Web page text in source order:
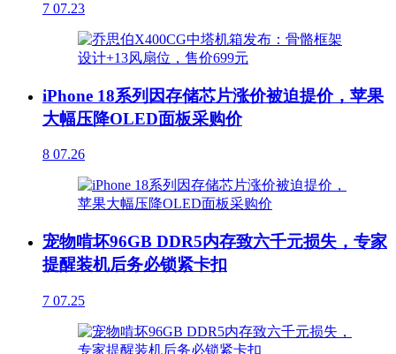
7 07.23
iPhone 18系列因存储芯片涨价被迫提价，苹果
大幅压降OLED面板采购价
8 07.26
宠物啃坏96GB DDR5内存致六千元损失，专家
提醒装机后务必锁紧卡扣
7 07.25